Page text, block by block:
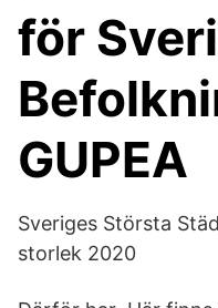
för
GUPEA
Sveriges Största
storlek 2020